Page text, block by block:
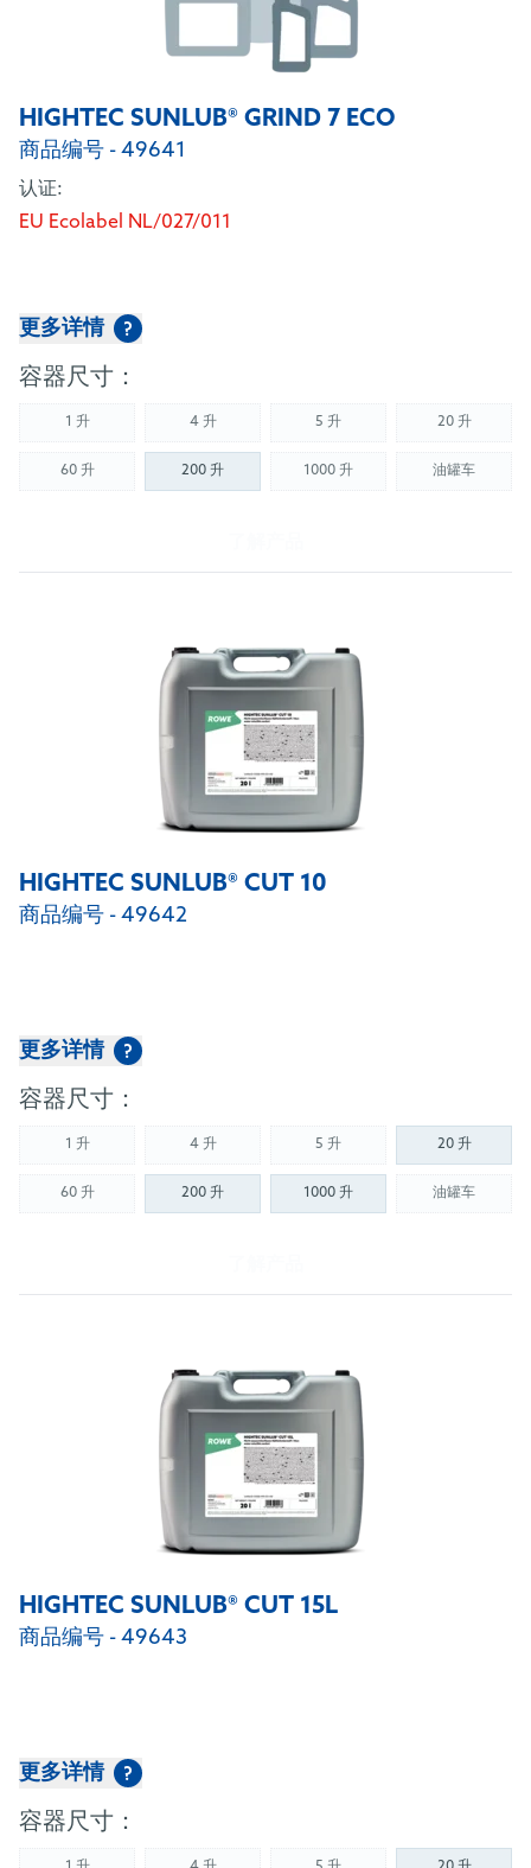
HIGHTEC SUNLUB® GRIND 7 ECO
商品编号 - 49641
认证:
EU Ecolabel NL/027/011
更多详情 ?
容器尺寸：
1 升(Not available) 4 升(Not available) 5 升(Not available) 20 升
(Not
60 升(Not available) 200 升 1000 升(Not available) 油罐车
(Not
HIGHTEC SUNLUB® CUT 10
商品编号 - 49642
更多详情 ?
容器尺寸：
1 升(Not available) 4 升(Not available) 5 升(Not available) 20 升
60 升(Not available) 200 升 1000 升 油罐车
(Not
HIGHTEC SUNLUB® CUT 15L
商品编号 - 49643
更多详情 ?
容器尺寸：